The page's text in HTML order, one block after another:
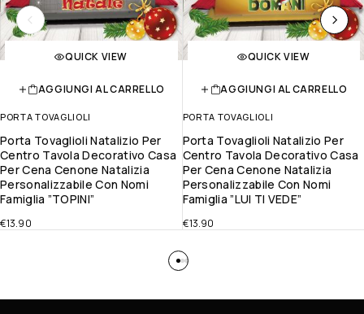
QUICK VIEW
AGGIUNGI AL CARRELLO
PORTA TOVAGLIOLI
Porta Tovaglioli Natalizio Per
Centro Tavola Decorativo Casa
Per Cena Cenone Natalizia
Personalizzabile Con Nomi
Famiglia ”TOPINI”
€13.90
QUICK VIEW
AGGIUNGI AL CARRELLO
PORTA TOVAGLIOLI
Porta Tovaglioli Natalizio Per
Centro Tavola Decorativo Casa
Per Cena Cenone Natalizia
Personalizzabile Con Nomi
Famiglia ”LUI TI VEDE”
€13.90